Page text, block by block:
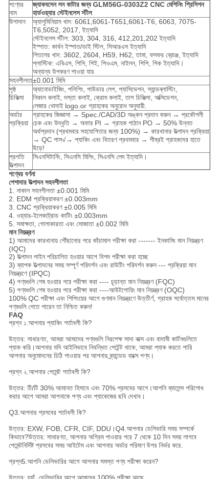
পণ্যের
নাম
জ্যাকবসেন লন কাটার জন্য GLM56G-0303Z2 CNC মেশিনিং প্রিসিশন
হার্ডওয়্যার স্টেইনলেস স্টীল
উপাদান
অ্যালুমিনিয়াম খাদ: 6061,6061-T651,6061-T6, 6063, 7075-
T6,5052, 2017, ইত্যাদি
স্টেইনলেস স্টীল: 303, 304, 316, 412,201,202 ইত্যাদি
ইস্পাত: কার্বন ইস্পাত/ডাই স্টিল, সিআরএস ইত্যাদি
পিতলের খাদ: 3602, 2604, H59, H62, তামা, ফসফর ব্রোঞ্জ, ইত্যাদি
প্লাস্টিক: এবিএস, পিসি, পিই, পিওএম, নাইলন, পিপি, পিক ইত্যাদি।
অন্যান্য উপকরণ পাওয়া যায়
সহনশীলতা±0.001 মিমি
পৃষ্ঠ
চিকিত্সা
অ্যানোডাইজিং, পলিশিং, পাউডার লেপ, প্যাসিভেশন, স্যান্ডব্লাস্টিং,
নিকাল কলাই, দস্তা কলাই, ক্রোম কলাই, তাপ চিকিত্সা, অক্সিডেশন,
লেজার খোদাই logo.or গ্রাহকের অনুরোধ অনুযায়ী.
অর্ডার
প্রক্রিয়া
গ্রাহকের জিজ্ঞাসা → Spec./CAD/3D অঙ্কন প্রদান করুন → প্রকৌশলী
চেক এবং উদ্ধৃতি → অফার PI → গ্রাহক পাঠান PO → 50% উন্নত
অর্থপ্রদান (প্রথমবার সহযোগিতার জন্য 100%) → কারখানার উত্পাদন প্রক্রিয়া
→ QC পাস√→ প্যাকিং এবং বিতরণ প্রথমবার → শীঘ্রই গ্রাহকদের হাতে
উড়ে!
প্রগতি
উত্পাদন
সিএনসিটার্নিং, সিএনসি মিলিং, সিএনসি লেদ ইত্যাদি।
পণ্যের বর্ণনা
পেশাদার উত্পাদন সহনশীলতা
1. নাকাল সহনশীলতা ±0.001 মিমি
2. EDM প্রক্রিয়াকরণ ±0.003mm
3. CNC প্রক্রিয়াকরণ ±0.005 মিমি
4. ওয়্যার-ইলেকট্রোড কাটিং ±0.003mm
5. সমাক্ষতা, গোলাকারতা এবং সোজাতা ±0.002 মিমি
মান নিয়ন্ত্রণ
1) আমাদের কারখানায় পৌঁছানোর পরে কাঁচামাল পরীক্ষা করা ------- ইনকামিং মান নিয়ন্ত্রণ
(IQC)
2) উত্পাদন লাইন পরিচালিত হওয়ার আগে বিশদ পরীক্ষা করা হচ্ছে
3) ব্যাপক উত্পাদনের সময় সম্পূর্ণ পরিদর্শন এবং রাউটিং পরিদর্শন করুন --- প্রক্রিয়া মান
নিয়ন্ত্রণে (IPQC)
4) পণ্যগুলি শেষ হওয়ার পরে পরীক্ষা করা ---- চূড়ান্ত মান নিয়ন্ত্রণ (FQC)
5) পণ্যগুলি শেষ হওয়ার পরে পরীক্ষা করা ----আউটগোয়িং মান নিয়ন্ত্রণ (OQC)
100% QC পরীক্ষা এবং শিপিংয়ের আগে গুণমান নিয়ন্ত্রণে উত্তীর্ণ, গ্রাহক সর্বোত্তম মানের
পণ্যগুলি পেতে পারেন তা নিশ্চিত করুন!
FAQ
প্রশ্ন ১.আপনার প্যাকিং শর্তাবলী কি?
উত্তর: সাধারণত, আমরা আমাদের পণ্যগুলি নিরপেক্ষ সাদা বাক্স এবং বাদামী কার্টনগুলিতে
প্যাক করি।আপনার যদি আইনিভাবে নিবন্ধিত পেটেন্ট থাকে, আমরা প্যাক করতে পারি
আপনার অনুমোদনের চিঠি পাওয়ার পর আপনার ব্র্যান্ডেড বাক্সে পণ্য।
প্রশ্ন ২.আপনার পেমেন্ট শর্তাবলী কি?
উত্তর: টি/টি 30% আমানত হিসাবে এবং 70% প্রসবের আগে।আপনি ব্যালেন্স পরিশোধ
করার আগে আমরা আপনাকে পণ্য এবং প্যাকেজের ছবি দেখাব।
Q3.আপনার প্রসবের শর্তাবলী কি?
উত্তর: EXW, FOB, CFR, CIF, DDU।Q4.আপনার ডেলিভারি সময় সম্পর্কে
কিভাবে?উত্তর: সাধারণত, আপনার অগ্রিম পাওয়ার পরে 7 থেকে 10 দিন সময় লাগবে
পেমেন্টনির্দিষ্ট প্রসবের সময় আইটেম এবং আপনার অর্ডার পরিমাণ উপর নির্ভর করে.
প্রশ্ন5.আপনি ডেলিভারির আগে আপনার সমস্ত পণ্য পরীক্ষা করেন?